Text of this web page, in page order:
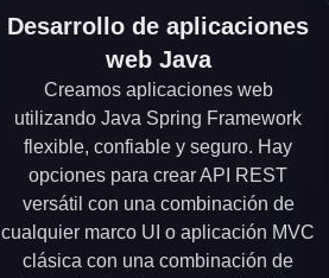
Desarrollo de aplicaciones
web Java
Creamos aplicaciones web
utilizando Java Spring Framework
flexible, confiable y seguro. Hay
opciones para crear API REST
versátil con una combinación de
cualquier marco UI o aplicación MVC
clásica con una combinación de